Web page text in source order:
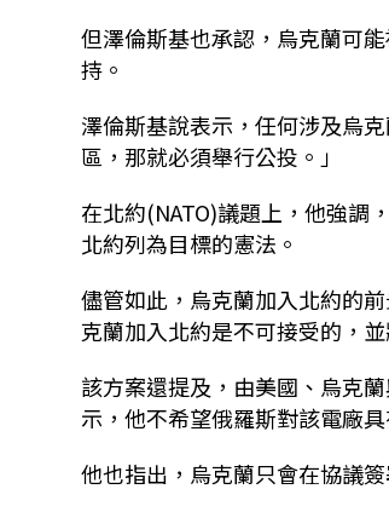
但澤倫斯基也承認，烏克蘭可
持。
澤倫斯基說表示，任何涉及烏
區，那就必須舉行公投。」
在北約(NATO)議題上，他強調
北約列為目標的憲法。
儘管如此，烏克蘭加入北約的
克蘭加入北約是不可接受的，
該方案還提及，由美國、烏克
示，他不希望俄羅斯對該電廠
他也指出，烏克蘭只會在協議